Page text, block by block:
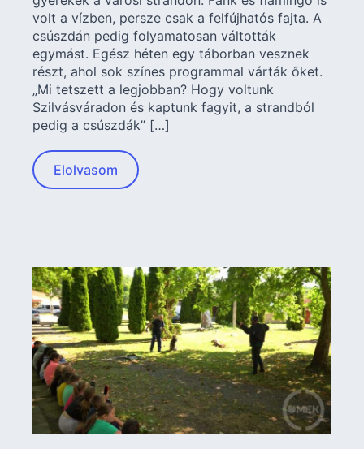
volt a vízben, persze csak a felfújhatós fajta. A
csúszdán pedig folyamatosan váltották
egymást. Egész héten egy táborban vesznek
részt, ahol sok színes programmal várták őket.
„Mi tetszett a legjobban? Hogy voltunk
Szilvásváradon és kaptunk fagyit, a strandból
pedig a csúszdák” […]
Elolvasom